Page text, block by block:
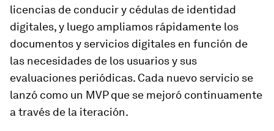
licencias de conducir y cédulas de identidad
digitales, y luego ampliamos rápidamente los
documentos y servicios digitales en función de
las necesidades de los usuarios y sus
evaluaciones periódicas. Cada nuevo servicio se
lanzó como un MVP que se mejoró continuamente
a través de la iteración.